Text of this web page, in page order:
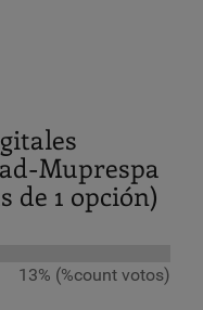
Muprespa
de 1 opción)
13% (%count votos)